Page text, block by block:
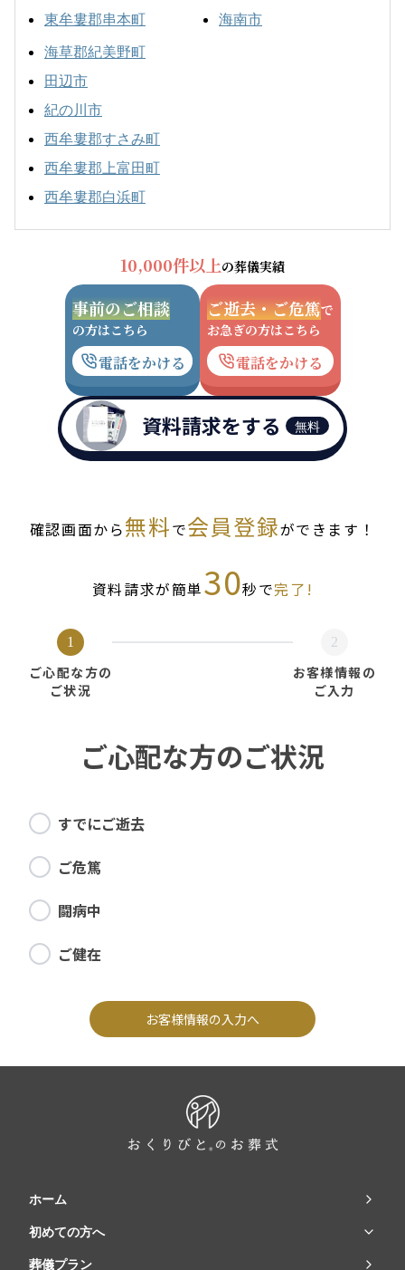
東牟婁郡串本町
海南市
海草郡紀美野町
田辺市
紀の川市
西牟婁郡すさみ町
西牟婁郡上富田町
西牟婁郡白浜町
10,000件以上の葬儀実績
事前のご相談
の方はこちら
電話をかける
ご逝去・ご危篤で
お急ぎの方はこちら
電話をかける
資料請求をする 無料
確認画面から無料で会員登録ができます！
資料請求が簡単30秒で完了!
1
ご心配な方の
ご状況
2
お客様情報の
ご入力
ご心配な方のご状況
すでにご逝去
ご危篤
闘病中
ご健在
お客様情報の入力へ
ホーム
初めての方へ
葬儀プラン